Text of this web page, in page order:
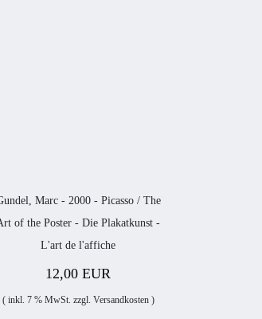
Marc - 2000 - Picasso / The
of the Poster - Die Plakatkunst -
L'art de l'affiche
12,00 EUR
( inkl. 7 % MwSt. zzgl. Versandkosten)